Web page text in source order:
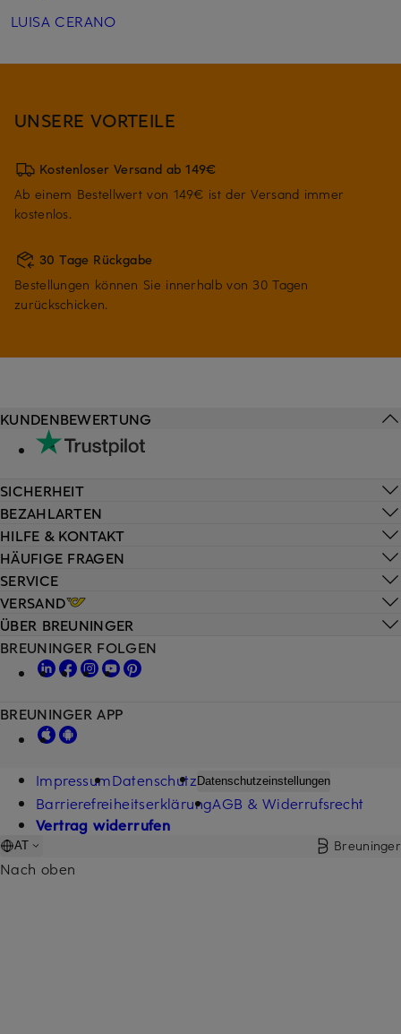
LUISA CERANO
UNSERE VORTEILE
Kostenloser Versand ab 149€
Ab einem Bestellwert von 149€ ist der Versand immer
kostenlos.
30 Tage Rückgabe
Bestellungen können Sie innerhalb von 30 Tagen
zurückschicken.
HILFE & KONTAKT
HÄUFIGE FRAGEN
SERVICE
VERSAND
KUNDENBEWERTUNG
SICHERHEIT
BEZAHLARTEN
ÜBER BREUNINGER
BREUNINGER FOLGEN
BREUNINGER APP
ImpressumDatenschutzDatenschutzeinstellungen
BarrierefreiheitserklärungAGB & Widerrufsrecht
Vertrag widerrufen
AT Breuninger
Nach oben